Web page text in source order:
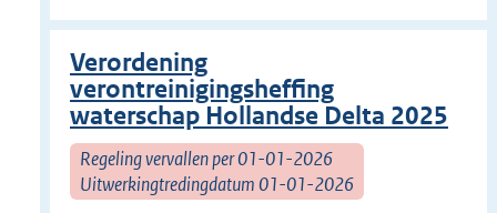
Verordening
verontreinigingsheffing
waterschap Hollandse Delta 2025
Regeling vervallen per 01-01-2026
Uitwerkingtredingdatum 01-01-2026